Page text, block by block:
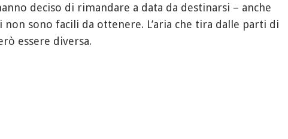
deciso di rimandare a data da destinarsi – anche
sono facili da ottenere. L’aria che tira dalle parti di
essere diversa.